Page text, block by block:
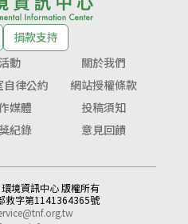
捐款支持
活動
關於我們
自律公約
網站授權條款
媒體
投稿須知
紀錄 意見回饋
境資訊中心 版權所有
救字第1141364365號